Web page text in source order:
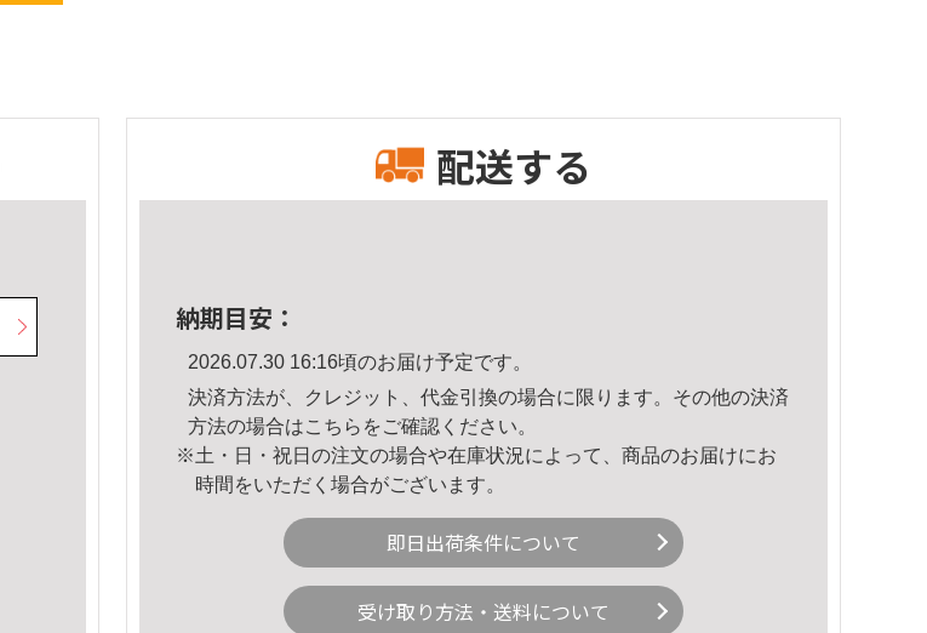
配送する
納期目安：
2026.07.30 16:16頃のお届け予定です。
決済方法が、クレジット、代金引換の場合に限ります。その他の決済
方法の場合はこちら をご確認ください。
※土・日・祝日の注文の場合や在庫状況によって、商品のお届けにお
時間をいただく場合がございます。
即日出荷条件について
受け取り方法・送料について